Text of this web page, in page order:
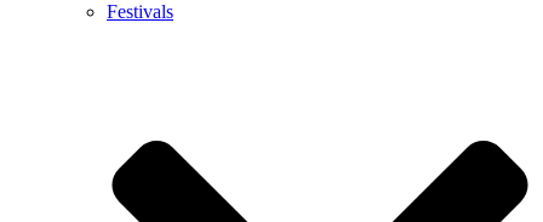
Festivals